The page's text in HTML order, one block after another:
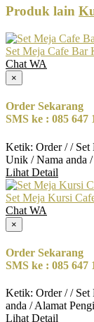
Produk lain
Set Meja Cafe Bar
Chat WA
×
Order Sekarang
SMS ke : 085 647
Ketik: Order / / Set
Unik / Nama anda
Lihat Detail
Set Meja Kursi
Chat WA
×
Order Sekarang
SMS ke : 085 647
Ketik: Order / / Set
anda / Alamat
Lihat Detail